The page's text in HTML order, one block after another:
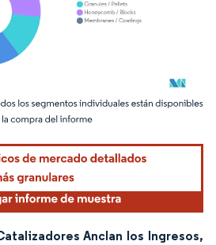
El uso requiere atribución según CC BY 4.0.
Anclan los Ingresos,